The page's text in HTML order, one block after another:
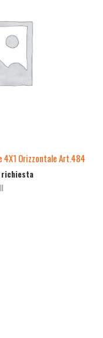
4X1 Orizzontale Art.484
richiesta